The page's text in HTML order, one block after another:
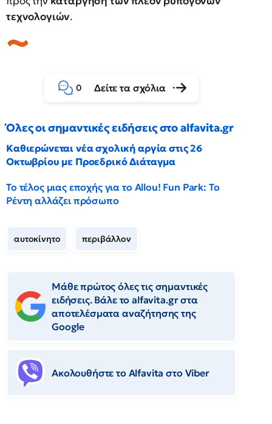
τεχνολογιών.
0 Δείτε τα σχόλια
Όλες οι σημαντικές ειδήσεις στο alfavita.gr
Καθιερώνεται νέα σχολική αργία στις 26
Οκτωβρίου με Προεδρικό Διάταγμα
Το τέλος μιας εποχής για το Allou! Fun Park: Το
Ρέντη αλλάζει πρόσωπο
αυτοκίνητο περιβάλλον
Μάθε πρώτος όλες τις σημαντικές
ειδήσεις. Βάλε το alfavita.gr στα
αποτελέσματα αναζήτησης της
Google
Ακολουθήστε το Αlfavita στο Viber